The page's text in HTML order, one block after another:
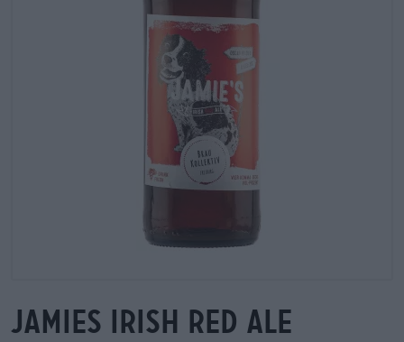
jamies irish red ale